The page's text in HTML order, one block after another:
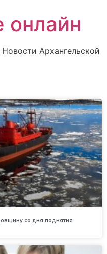
онлайн
Архангельской
со дня поднятия